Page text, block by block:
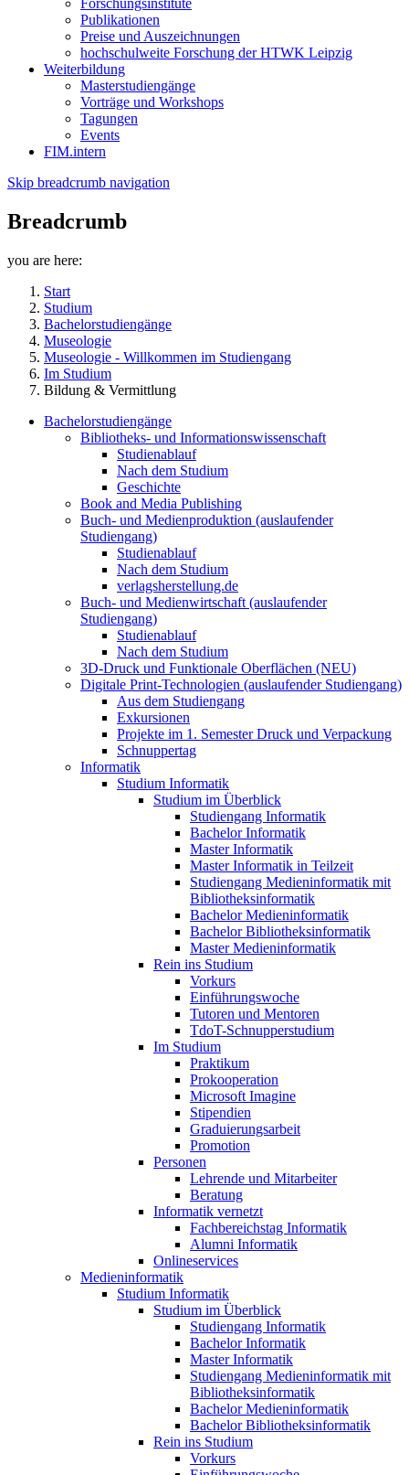
Forschungsinstitute
Publikationen
Preise und Auszeichnungen
hochschulweite Forschung der HTWK Leipzig
Weiterbildung
Masterstudiengänge
Vorträge und Workshops
Tagungen
Events
FIM.intern
Skip breadcrumb navigation
Breadcrumb
you are here:
Start
Studium
Bachelorstudiengänge
Museologie
Museologie - Willkommen im Studiengang
Im Studium
Bildung & Vermittlung
Bachelorstudiengänge
Bibliotheks- und Informationswissenschaft
Studienablauf
Nach dem Studium
Geschichte
Book and Media Publishing
Buch- und Medienproduktion (auslaufender
Studiengang)
Studienablauf
Nach dem Studium
verlagsherstellung.de
Buch- und Medienwirtschaft (auslaufender
Studiengang)
Studienablauf
Nach dem Studium
3D-Druck und Funktionale Oberflächen (NEU)
Digitale Print-Technologien (auslaufender Studiengang)
Aus dem Studiengang
Exkursionen
Projekte im 1. Semester Druck und Verpackung
Schnuppertag
Informatik
Studium Informatik
Studium im Überblick
Studiengang Informatik
Bachelor Informatik
Master Informatik
Master Informatik in Teilzeit
Studiengang Medieninformatik mit
Bibliotheksinformatik
Bachelor Medieninformatik
Bachelor Bibliotheksinformatik
Master Medieninformatik
Rein ins Studium
Vorkurs
Einführungswoche
Tutoren und Mentoren
TdoT-Schnupperstudium
Im Studium
Praktikum
Prokooperation
Microsoft Imagine
Stipendien
Graduierungsarbeit
Promotion
Personen
Lehrende und Mitarbeiter
Beratung
Informatik vernetzt
Fachbereichstag Informatik
Alumni Informatik
Onlineservices
Medieninformatik
Studium Informatik
Studium im Überblick
Studiengang Informatik
Bachelor Informatik
Master Informatik
Studiengang Medieninformatik mit
Bibliotheksinformatik
Bachelor Medieninformatik
Bachelor Bibliotheksinformatik
Rein ins Studium
Vorkurs